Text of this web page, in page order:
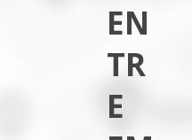
EN
TR
E